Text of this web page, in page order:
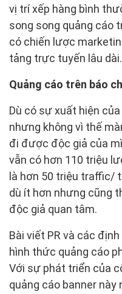
vị trí xếp hàng bình
song song quảng cáo
có chiến lược
tảng trực tuyến lâu dài.
Quảng cáo trên báo
Dù có sự xuất hiện
nhưng không vì thế
đi được độc giả của
vẫn có hơn 110 triệu
là hơn 50 triệu traffic/
dù ít hơn nhưng cũng
độc giả quan tâm.
Bài viết PR và các
hình thức quảng cáo
Với sự phát triển của
quảng cáo banner này